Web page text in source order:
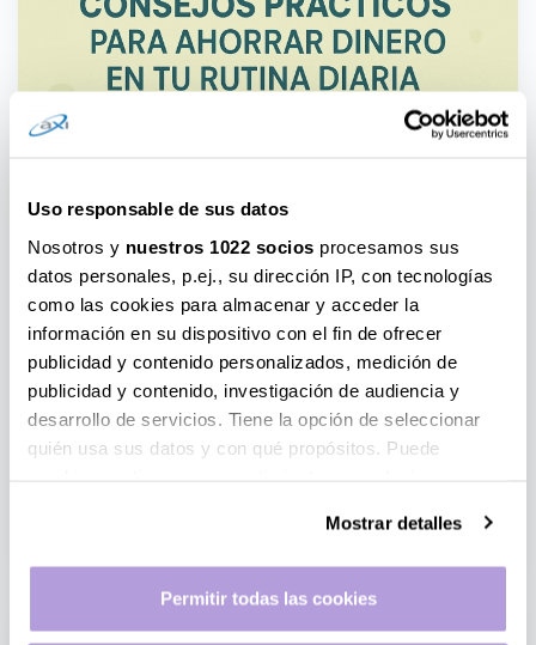
Uso responsable de sus datos
Nosotros y nuestros 1022 socios procesamos sus
datos personales, p.ej., su dirección IP, con tecnologías
como las cookies para almacenar y acceder la
información en su dispositivo con el fin de ofrecer
publicidad y contenido personalizados, medición de
publicidad y contenido, investigación de audiencia y
desarrollo de servicios. Tiene la opción de seleccionar
quién usa sus datos y con qué propósitos. Puede
Si lo permite, también quisiéramos:
Mostrar detalles
Permitir todas las cookies
Top 10 Consejos Prácticos para Ahorrar
4689